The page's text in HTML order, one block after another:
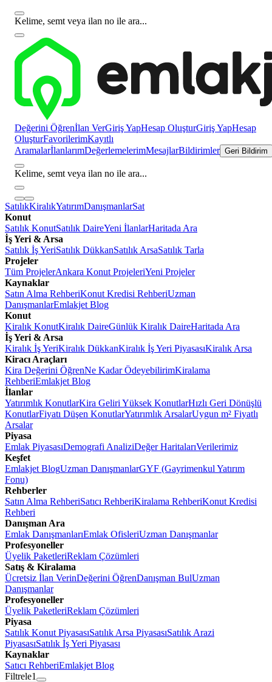
Kelime, semt veya ilan no ile ara...
Değerini Öğrenİlan VerGiriş YapHesap OluşturGiriş YapHesap
OluşturFavorilerimKayıtlı
AramalarİlanlarımDeğerlemelerimMesajlarBildirimler Geri Bildirim
Kelime, semt veya ilan no ile ara...
SatılıkKiralıkYatırımDanışmanlarSat
Konut
Satılık KonutSatılık DaireYeni İlanlarHaritada Ara
İş Yeri & Arsa
Satılık İş YeriSatılık DükkanSatılık ArsaSatılık Tarla
Projeler
Tüm ProjelerAnkara Konut ProjeleriYeni Projeler
Kaynaklar
Satın Alma RehberiKonut Kredisi RehberiUzman
DanışmanlarEmlakjet Blog
Konut
Kiralık KonutKiralık DaireGünlük Kiralık DaireHaritada Ara
İş Yeri & Arsa
Kiralık İş YeriKiralık DükkanKiralık İş Yeri PiyasasıKiralık Arsa
Kiracı Araçları
Kira Değerini ÖğrenNe Kadar ÖdeyebilirimKiralama
RehberiEmlakjet Blog
İlanlar
Yatırımlık KonutlarKira Geliri Yüksek KonutlarHızlı Geri Dönüşlü
KonutlarFiyatı Düşen KonutlarYatırımlık ArsalarUygun m² Fiyatlı
Arsalar
Piyasa
Emlak PiyasasıDemografi AnaliziDeğer HaritalarıVerilerimiz
Keşfet
Emlakjet BlogUzman DanışmanlarGYF (Gayrimenkul Yatırım
Fonu)
Rehberler
Satın Alma RehberiSatıcı RehberiKiralama RehberiKonut Kredisi
Rehberi
Danışman Ara
Emlak DanışmanlarıEmlak OfisleriUzman Danışmanlar
Profesyoneller
Üyelik PaketleriReklam Çözümleri
Satış & Kiralama
Ücretsiz İlan VerinDeğerini ÖğrenDanışman BulUzman
Danışmanlar
Profesyoneller
Üyelik PaketleriReklam Çözümleri
Piyasa
Satılık Konut PiyasasıSatılık Arsa PiyasasıSatılık Arazi
PiyasasıSatılık İş Yeri Piyasası
Kaynaklar
Satıcı RehberiEmlakjet Blog
Filtrele1